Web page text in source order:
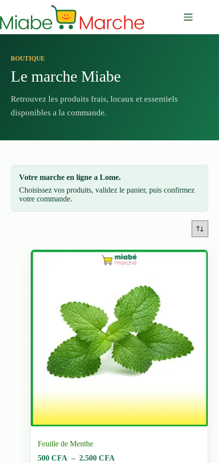
contenu
BOUTIQUE
Le marche Miabe
Retrouvez les produits frais, locaux et essentiels
disponibles a la commande.
Votre marche en ligne a Lome.
Choisissez vos produits, validez le panier, puis confirmez
votre commande.
Feuille de Menthe
500CFA – 2.500CFA